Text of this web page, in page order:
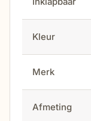
Kleur
Merk
Afmeting